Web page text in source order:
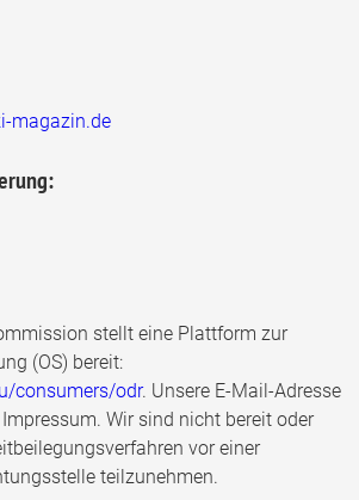
magazin.de
stellt eine Plattform zur
(OS) bereit:
consumers/odr. Unsere E-Mail-Adresse
Wir sind nicht bereit oder
vor einer
teilzunehmen.